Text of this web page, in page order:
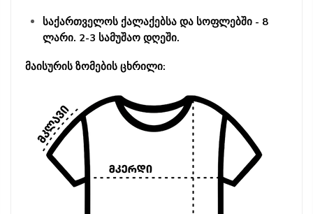
საქართველოს ქალაქებსა და სოფლებში - 8
ლარი. 2-3 სამუშაო დღეში.
მაისურის ზომების ცხრილი: